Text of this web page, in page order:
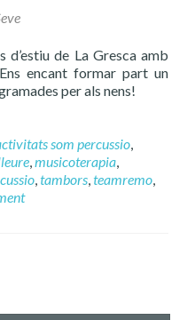
d’estiu de La Gresca amb
encant formar part un
per als nens!
som percussio,
,musicoterapia,
,tambors,teamremo,